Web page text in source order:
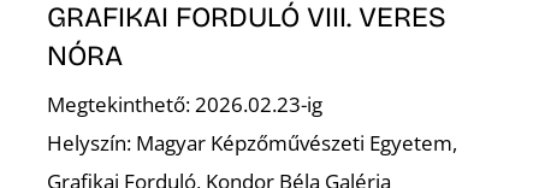
GRAFIKAI FORDULÓ VIII. VERES
NÓRA
Megtekinthető: 2026.02.23-ig
Helyszín: Magyar Képzőművészeti Egyetem,
Grafikai Forduló, Kondor Béla Galéria